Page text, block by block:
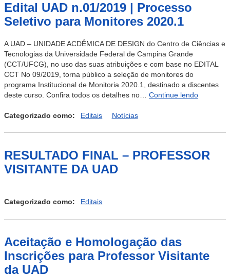
Substituto
UAD
2021
Edital UAD n.01/2019 | Processo
Seletivo para Monitores 2020.1
A UAD – UNIDADE ACDÊMICA DE DESIGN do Centro de Ciências e
Tecnologias da Universidade Federal de Campina Grande
(CCT/UFCG), no uso das suas atribuições e com base no EDITAL
CCT No 09/2019, torna público a seleção de monitores do
programa Institucional de Monitoria 2020.1, destinado a discentes
deste curso. Confira todos os detalhes no… Continue lendoEdital
Processo
para
Categorizado como: Editais Notícias
RESULTADO FINAL – PROFESSOR
VISITANTE DA UAD
Categorizado como: Editais
Aceitação e Homologação das
Inscrições para Professor Visitante
da UAD